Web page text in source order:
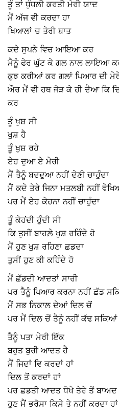
ਤੂੰ ਤਾਂ ਧੁੰਧਲੀ ਕਰਤੀ ਮੇਰੀ ਯਾਦ
ਮੈਂ ਅੱਜ ਵੀ ਕਰਦਾ ਹਾ
ਖਿਆਲਾਂ ਚ ਤੇਰੀ ਬਾਤ
ਕਦੇ ਸੁਪਨੇ ਵਿਚ ਆਇਆ ਕਰ
ਮੈਨੂੰ ਫੇਰ ਘੁੱਟ ਕੇ ਗਲ ਨਾਲ ਲਾਇਆ
ਕੁਝ ਕਰੀਆਂ ਕਰ ਗਲਾਂ ਪਿਆਰ ਦੀ
ਔਰ ਮੈਂ ਵੀ ਹਥ ਜੋੜ ਕੇ ਹੀ ਦੈਆ ਕਿ
ਕਰ
ਤੂੰ ਖੁਸ਼ ਸੀ
ਖੁਸ਼ ਹੈ
ਤੂੰ ਖੁਸ਼ ਰਹੇ
ਏਹ ਦੁਆ ਏ ਮੇਰੀ
ਮੈਂ ਤੈਨੂੰ ਬਦਦੁਆ ਨਹੀਂ ਦੇਣੀ ਚਾਹੁੰਦਾ
ਮੈਂ ਕਦੇ ਤੇਰੇ ਜਿਨਾ ਮਤਲਬੀ ਨਹੀਂ
ਪਰ ਮੈਂ ਏਹ ਕੇਹਨਾ ਨਹੀਂ ਚਾਹੁੰਦਾ
ਤੂੰ ਕੇਹਂਦੀ ਹੁੰਦੀ ਸੀ
ਕਿ ਤੁਸੀਂ ਬਾਹਲ਼ੇ ਖੁਸ਼ ਰਹਿੰਦੇ ਹੋ
ਮੈਂ ਹੁਣ ਖੁਸ਼ ਰਹਿਣਾ ਛਡਦਾ
ਤੁਸੀਂ ਹੁਣ ਕੀ ਕਹਿੰਦੇ ਹੋ
ਮੈਂ ਛੱਡਦੀ ਆਦਤਾਂ ਸਾਰੀ
ਪਰ ਤੈਨੂੰ ਪਿਆਰ ਕਰਨਾ ਨਹੀਂ ਛੱਡ
ਮੈਂ ਸਭ ਨਿਕਾਲ ਦੇਆਂ ਦਿਲ ਚੋਂ
ਪਰ ਮੈਂ ਦਿਲ ਚੋਂ ਤੈਨੂੰ ਨਹੀਂ ਕੱਢ ਸਕਿਆਂ
ਤੈਨੂੰ ਪਤਾ ਮੇਰੀ ਇੱਕ
ਬਹੁਤ ਬੁਰੀ ਆਦਤ ਹੈ
ਮੈਂ ਜਿਦਾਂ ਵਿ ਕਰਦਾਂ ਹਾਂ
ਦਿਲ ਤੋਂ ਕਰਦਾਂ ਹਾਂ
ਪਰ ਛਡਤੀ ਆਦਤ ਧੋਖੇ ਤੇਰੇ ਤੋਂ
ਹੁਣ ਮੈਂ ਭਰੋਸਾ ਕਿਸੇ ਤੇ ਨਹੀਂ ਕਰਦਾ ਹਾਂ